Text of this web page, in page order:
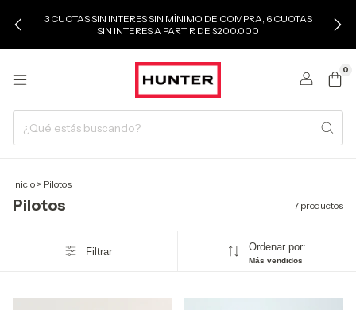
3 CUOTAS SIN INTERES SIN MÍNIMO DE COMPRA, 6 CUOTAS
SIN INTERES A PARTIR DE $200.000
0
Inicio > Pilotos
Pilotos 7 productos
Filtrar Ordenar por:
Más vendidos